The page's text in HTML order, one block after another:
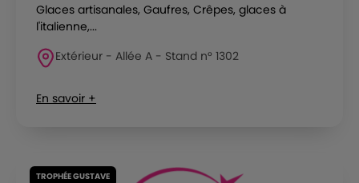
Glaces artisanales, Gaufres, Crêpes, glaces à
l'italienne,...
Extérieur - Allée A - Stand n° 1302
En savoir +
TROPHÉE GUSTAVE